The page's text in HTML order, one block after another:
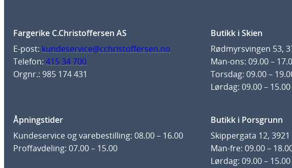
Fargerike C.Christoffersen AS
E-post: kundeservice@cchristoffersen.no
Telefon: 415 34 700
Orgnr.: 985 174 431
Butikk i Skien
Rødmyrsvingen 53,
Man-ons: 09.00 –
Torsdag: 09.00 –
Lørdag: 09.00 – 15.00
Åpningstider
Kundeservice og varebestilling: 08.00 – 16.00
Proffavdeling: 07.00 – 15.00
Butikk i Porsgrunn
Skippergata 12,
Man-fre: 09.00 –
Lørdag: 09.00 – 15.00